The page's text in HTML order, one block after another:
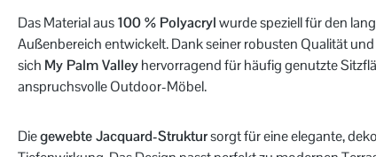
Das Material aus100 % Polyacrylwurde speziell für den
Außenbereich entwickelt. Dank seiner robusten Qualität und
sich My Palm Valleyhervorragend für häufig genutzte
anspruchsvolle Outdoor-Möbel.
Diegewebte Jacquard-Struktursorgt für eine elegante,